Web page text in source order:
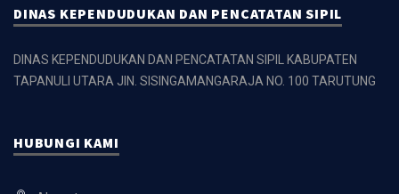
DINAS KEPENDUDUKAN DAN PENCATATAN SIPIL
DINAS KEPENDUDUKAN DAN PENCATATAN SIPIL KABUPATEN
TAPANULI UTARA JlN. SISINGAMANGARAJA NO. 100 TARUTUNG
HUBUNGI KAMI